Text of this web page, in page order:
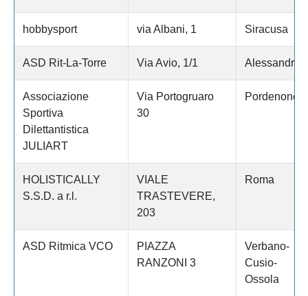
hobbysport via Albani, 1 Siracusa
ASD Rit-La-Torre Via Avio, 1/1 Alessandria
Associazione
Sportiva
Dilettantistica
JULIART
Via Portogruaro
30
Pordenone
HOLISTICALLY
S.S.D. a r.l.
VIALE
TRASTEVERE,
203
Roma
ASD Ritmica VCO
PIAZZA
RANZONI 3
Verbano-
Cusio-
Ossola